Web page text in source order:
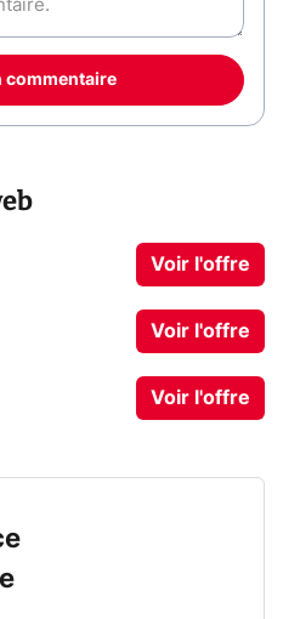
commentaire
Voir l'offre
Voir l'offre
Voir l'offre